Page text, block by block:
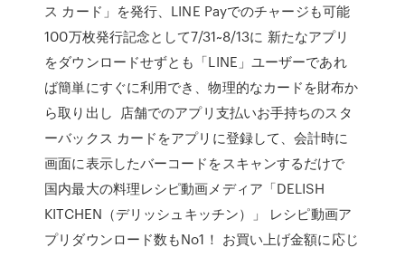
ス カード」を発行、LINE Payでのチャージも可能
100万枚発行記念として7/31~8/13に 新たなアプリ
をダウンロードせずとも「LINE」ユーザーであれ
ば簡単にすぐに利用でき、物理的なカードを財布か
ら取り出し 店舗でのアプリ支払いお手持ちのスタ
ーバックス カードをアプリに登録して、会計時に
画面に表示したバーコードをスキャンするだけで
国内最大の料理レシピ動画メディア「DELISH
KITCHEN（デリッシュキッチン）」 レシピ動画ア
プリダウンロード数もNo1！ お買い上げ金額に応じ